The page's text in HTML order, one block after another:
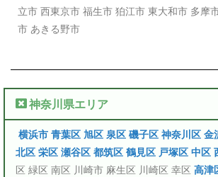
立市 西東京市 福生市 狛江市 東大和市 多摩
市 あきる野市
神奈川県エリア
横浜市 青葉区 旭区 泉区 磯子区 神奈川区 金
北区 栄区 瀬谷区 都筑区 鶴見区 戸塚区 中区
区 緑区 南区 川崎市 麻生区 川崎区 幸区 高津